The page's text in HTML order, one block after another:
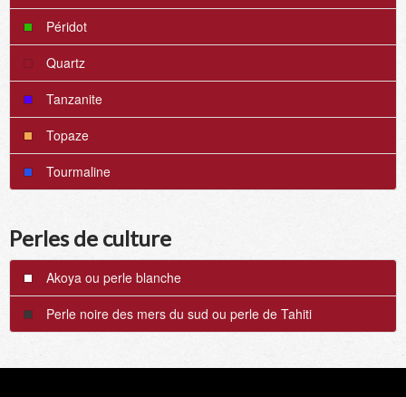
Péridot
Quartz
Tanzanite
Topaze
Tourmaline
Perles de culture
Akoya ou perle blanche
Perle noire des mers du sud ou perle de Tahiti